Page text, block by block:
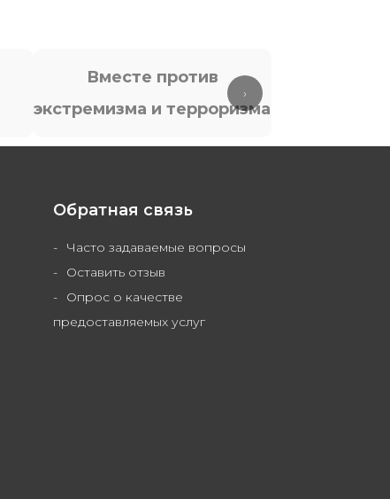
Вместе против
экстремизма и терроризма
›
Обратная связь
Часто задаваемые вопросы
Оставить отзыв
Опрос о качестве
предоставляемых услуг